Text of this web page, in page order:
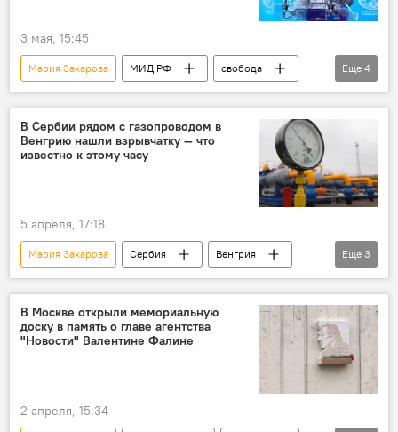
3 мая, 15:45
Мария Захарова МИД РФ
свобода
печать
комментарий
Россия
Запад
Еще 4
В Сербии рядом с газопроводом в
Венгрию нашли взрывчатку — что
известно к этому часу
5 апреля, 17:18
Мария Захарова Сербия
Венгрия
Россия
В мире Виктор Орбан
Еще 3
В Москве открыли мемориальную
доску в память о главе агентства
"Новости" Валентине Фалине
2 апреля, 15:34